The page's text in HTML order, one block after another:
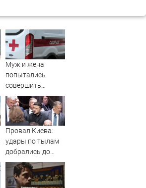
Муж и жена
попытались
совершить
суицид,
предупредив
оперативные
службы
Провал Киева:
удары по тылам
добрались до
Зеленского
быстрее, чем до
России